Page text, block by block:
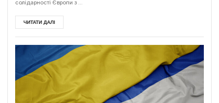
солідарності Європи з ...
ЧИТАТИ ДАЛІ